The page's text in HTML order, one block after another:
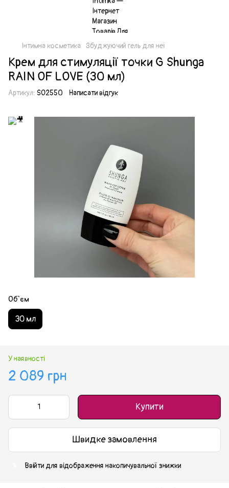
Інтимна косметика Збуджуючий гель для неї
Крем для стимуляції точки G Shunga
RAIN OF LOVE (30 мл)
Артикул: SO2550 Написати відгук
Об`єм
30 мл
У наявності
2 089 грн
Купити
Швидке замовлення
Ввійти для відображення накопичувальної знижки